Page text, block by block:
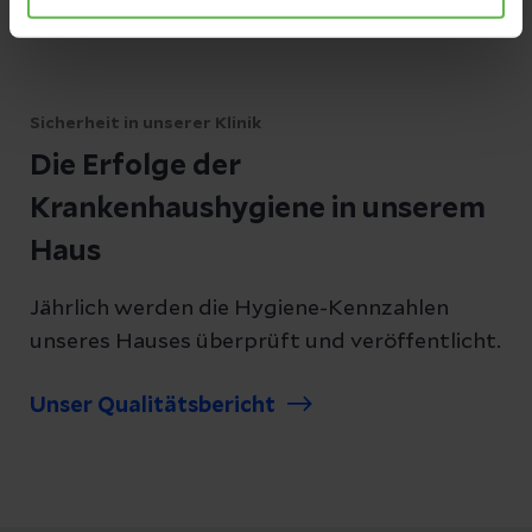
Sicherheit in unserer Klinik
Die Erfolge der
Krankenhaushygiene in unserem
Haus
Jährlich werden die Hygiene-Kennzahlen
unseres Hauses überprüft und veröffentlicht.
Unser Qualitätsbericht